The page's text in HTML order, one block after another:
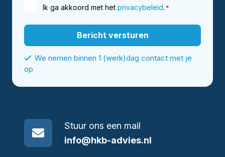
Ik ga akkoord met het privacybeleid. *
We nemen binnen 1 (werk)dag contact met je
op
Stuur ons een mail
info@hkb-advies.nl